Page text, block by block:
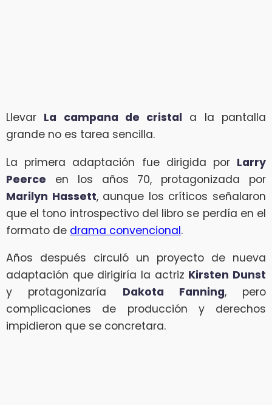
Llevar La campana de cristal a la pantalla
grande no es tarea sencilla.
La primera adaptación fue dirigida por Larry
Peerce en los años 70, protagonizada por
Marilyn Hassett, aunque los críticos señalaron
que el tono introspectivo del libro se perdía en el
formato de drama convencional.
Años después circuló un proyecto de nueva
adaptación que dirigiría la actriz Kirsten Dunst
y protagonizaría Dakota Fanning, pero
complicaciones de producción y derechos
impidieron que se concretara.